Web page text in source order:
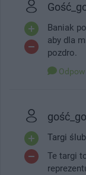
Baniak
aby dla
pozdro.
Targi
Te targi